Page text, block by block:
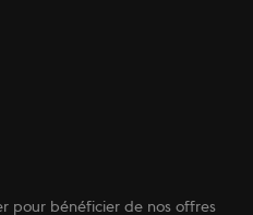
pour bénéficier de nos offres